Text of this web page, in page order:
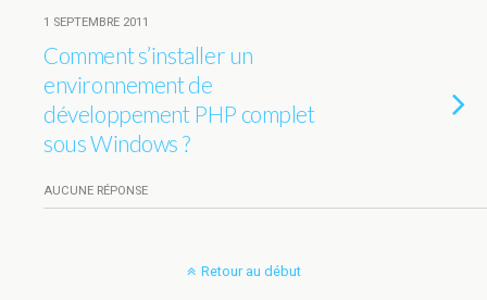
1 SEPTEMBRE 2011
Comment s’installer un
environnement de
développement PHP complet
sous Windows ?
AUCUNE RÉPONSE
Retour au début